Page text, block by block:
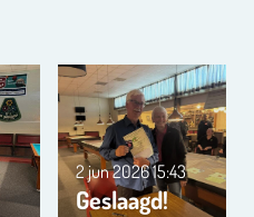
Geslaagd!
2 jun 202615:43